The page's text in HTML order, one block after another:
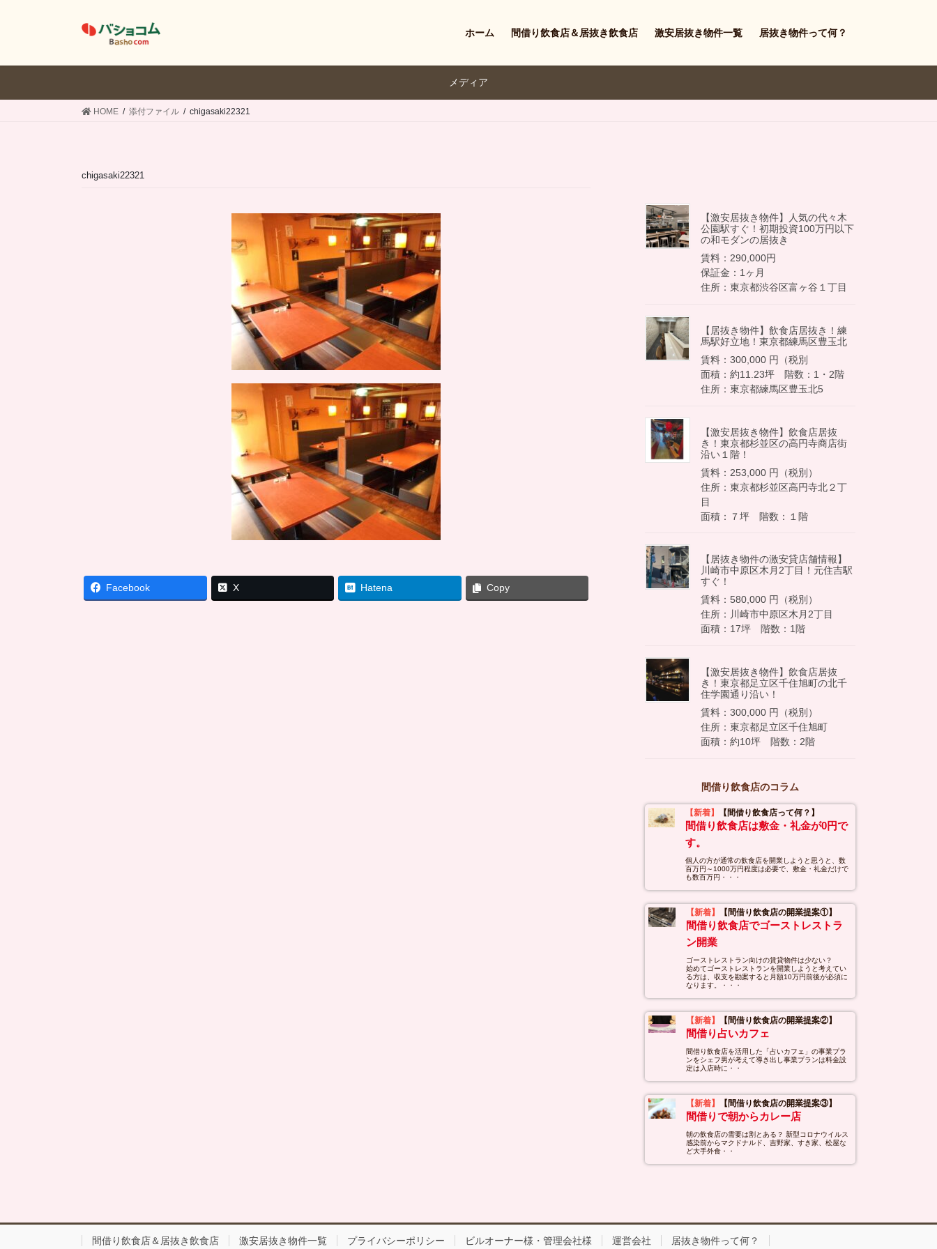
ホーム 間借り飲食店＆居抜き飲食店 激安居抜き物件一覧 居抜き物件って何？
メディア
HOME 添付ファイル chigasaki22321
chigasaki22321
Facebook X Hatena Copy
【激安居抜き物件】人気の代々木
公園駅すぐ！初期投資100万円以下
の和モダンの居抜き
賃料：290,000円
保証金：1ヶ月
住所：東京都渋谷区富ヶ谷１丁目
【居抜き物件】飲食店居抜き！練
馬駅好立地！東京都練馬区豊玉北
賃料：300,000 円（税別
面積：約11.23坪 階数：1・2階
住所：東京都練馬区豊玉北5
【激安居抜き物件】飲食店居抜
き！東京都杉並区の高円寺商店街
沿い１階！
賃料：253,000 円（税別）
住所：東京都杉並区高円寺北２丁
目
面積：７坪 階数：１階
【居抜き物件の激安貸店舗情報】
川崎市中原区木月2丁目！元住吉駅
すぐ！
賃料：580,000 円（税別）
住所：川崎市中原区木月2丁目
面積：17坪 階数：1階
【激安居抜き物件】飲食店居抜
き！東京都足立区千住旭町の北千
住学園通り沿い！
賃料：300,000 円（税別）
住所：東京都足立区千住旭町
面積：約10坪 階数：2階
間借り飲食店のコラム
【新着】 【間借り飲食店って何？】
間借り飲食店は敷金・礼金が0円で
す。
個人の方が通常の飲食店を開業しようと思うと、数
百万円～1000万円程度は必要で、敷金・礼金だけで
も数百万円・・・
【新着】 【間借り飲食店の開業提案①】
間借り飲食店でゴーストレストラ
ン開業
ゴーストレストラン向けの賃貸物件は少ない？
始めてゴーストレストランを開業しようと考えてい
る方は、収支を勘案すると月額10万円前後が必須に
なります。・・・
【新着】 【間借り飲食店の開業提案②】
間借り占いカフェ
間借り飲食店を活用した「占いカフェ」の事業プラ
ンをシェフ男が考えて導き出し事業プランは料金設
定は入店時に・・
【新着】 【間借り飲食店の開業提案③】
間借りで朝からカレー店
朝の飲食店の需要は割とある？ 新型コロナウイルス
感染前からマクドナルド、吉野家、すき家、松屋な
ど大手外食・・
間借り飲食店＆居抜き飲食店 激安居抜き物件一覧 プライバシーポリシー ビルオーナー様・管理会社様 運営会社 居抜き物件って何？